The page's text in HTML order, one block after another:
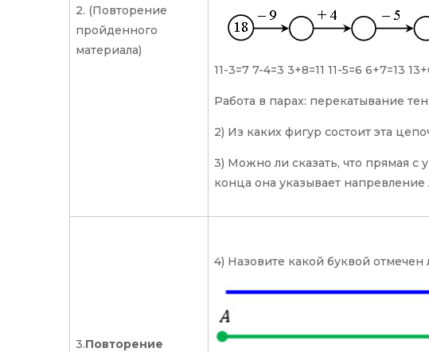
2. (Повторение
пройденного
материала)
11-3=7 7-4=3 3+8=11 11-5=6 6+7=13
Работа в парах: перекатывание
2) Из каких фигур состоит эта
3) Можно ли сказать, что прямая с
конца она указывает напревление
3.Повторение
4) Назовите какой буквой отмечен